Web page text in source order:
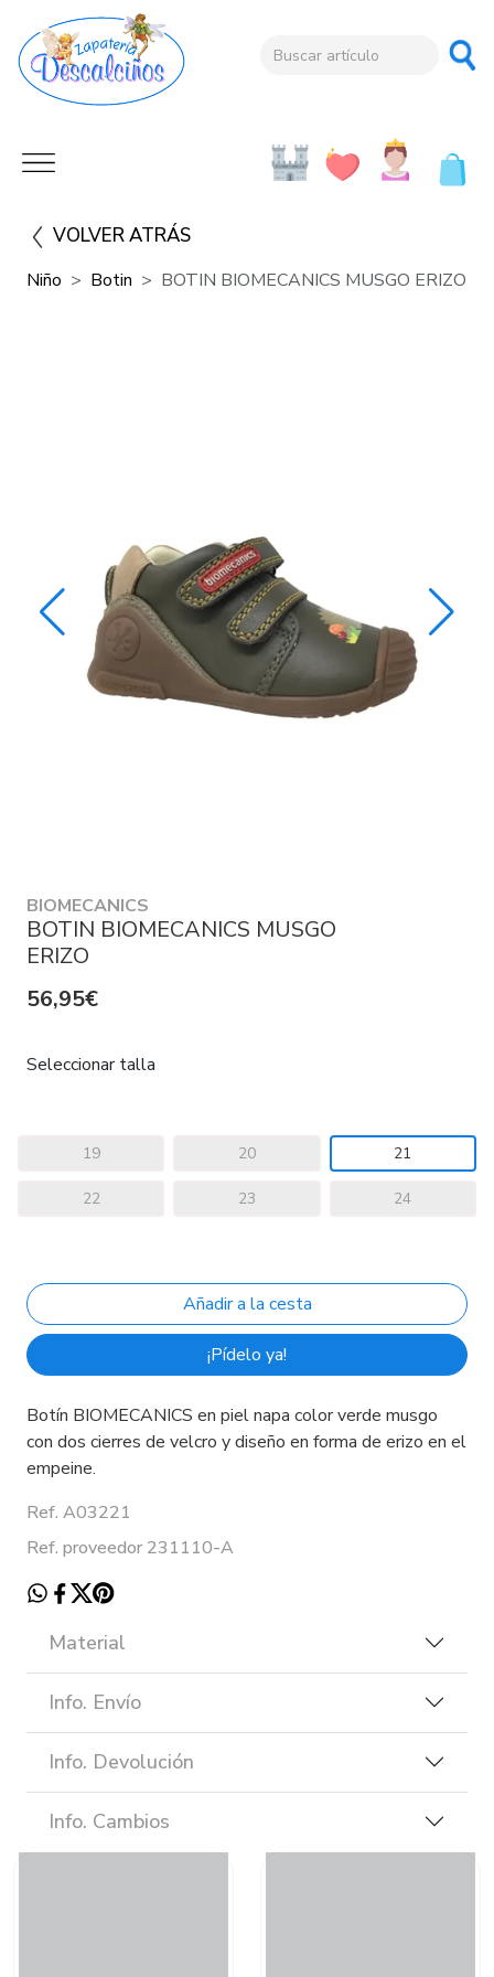
VOLVER ATRÁS
Niño Botin BOTIN BIOMECANICS MUSGO ERIZO
BIOMECANICS
BOTIN BIOMECANICS MUSGO
ERIZO
56,95€
Seleccionar talla
19 20 21
22 23 24
¡Pídelo ya!
Botín BIOMECANICS en piel napa color verde musgo
con dos cierres de velcro y diseño en forma de erizo en el
empeine.
Ref. A03221
Ref. proveedor 231110-A
Material
Info. Envío
Info. Devolución
Info. Cambios